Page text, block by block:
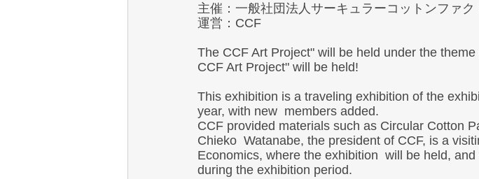
主催：一般社団法人サーキュラーコットンファ
運営：CCF
The CCF Art Project" will be held under the
CCF Art Project" will be held!
This exhibition is a traveling exhibition of the
year, with new  members added.
CCF provided materials such as Circular Cotton
Chieko  Watanabe, the president of CCF, is a
Economics, where the exhibition  will be held,
during the exhibition period.